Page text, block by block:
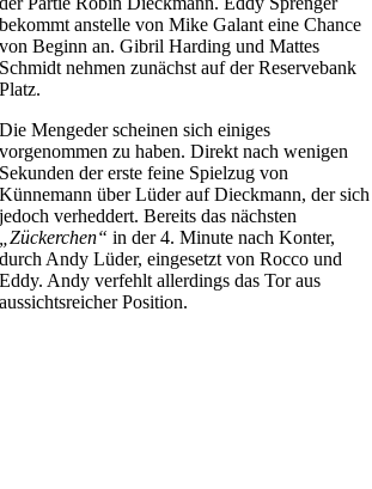
bekommt anstelle von Mike Galant eine Chance
von Beginn an. Gibril Harding und Mattes
Schmidt nehmen zunächst auf der Reservebank
Platz.
Die Mengeder scheinen sich einiges
vorgenommen zu haben. Direkt nach wenigen
Sekunden der erste feine Spielzug von
Künnemann über Lüder auf Dieckmann, der sich
jedoch verheddert. Bereits das nächsten
„Zückerchen“ in der 4. Minute nach Konter,
durch Andy Lüder, eingesetzt von Rocco und
Eddy. Andy verfehlt allerdings das Tor aus
aussichtsreicher Position.